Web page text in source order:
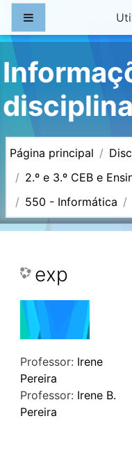
Ir para o conteúdo
disciplina
Página principal
2.º e 3.º CEB e
550 - Informática
exp
Professor: Irene
Pereira
Professor: Irene B.
Pereira